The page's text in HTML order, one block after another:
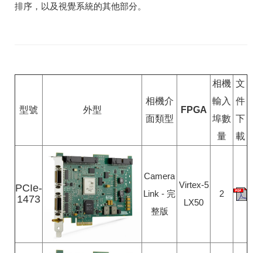
排​序，​以​及​視​覺​系​統​的​其​他​部分。
型號 外型
相機介
面類型
FPGA
相機
輸入
埠數
量
文
件
下
載
PCIe-
1473
Camera
Link - 完
整版
Virtex-5
LX50
2